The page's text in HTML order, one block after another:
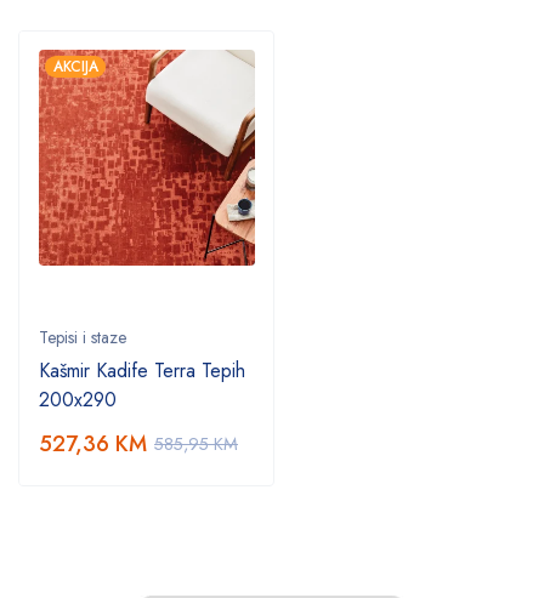
AKCIJA
Tepisi i staze
Kašmir Kadife Terra Tepih
200x290
585,95KM
527,36 KM